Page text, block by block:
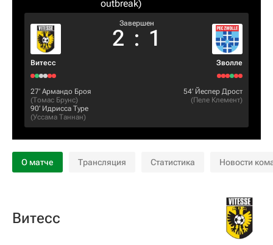
outbreak)
Витесс
Завершен
2 : 1
Зволле
27‎’‎ Армандо Броя
(Томас Брунс)
90‎’‎ Идрисса Туре
(Уссама Таннан)
54‎’‎ Йеспер Дрост
(Пеле Клемент)
О матче Трансляция Статистика Новости
Витесс